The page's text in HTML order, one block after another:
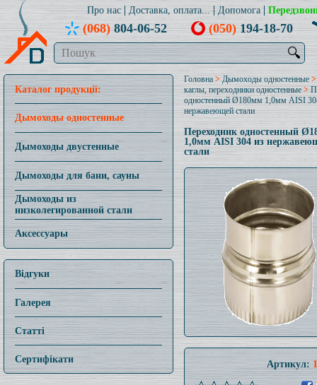
Про нас Доставка, оплата... Допомога
(068)804-06-52 (050)194-18-70
🔍
Каталог продукції:
Дымоходы одностенные
Дымоходы двустенные
Дымоходы для бани, сауны
Дымоходы из
низколегированной стали
Аксессуары
Відгуки
Галерея
Статті
Сертифікати
Головна > Дымоходы одностенные
каглы, переходники одностенные>
одностенный Ø180мм 1,0мм AISI
нержавеющей стали
Переходник одностенный
1,0мм AISI 304 из
стали
Артикул: